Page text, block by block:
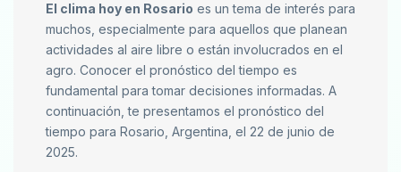
El clima hoy en Rosario es un tema de interés para
muchos, especialmente para aquellos que planean
actividades al aire libre o están involucrados en el
agro. Conocer el pronóstico del tiempo es
fundamental para tomar decisiones informadas. A
continuación, te presentamos el pronóstico del
tiempo para Rosario, Argentina, el 22 de junio de
2025.